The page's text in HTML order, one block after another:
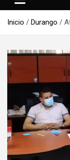
Inicio Durango